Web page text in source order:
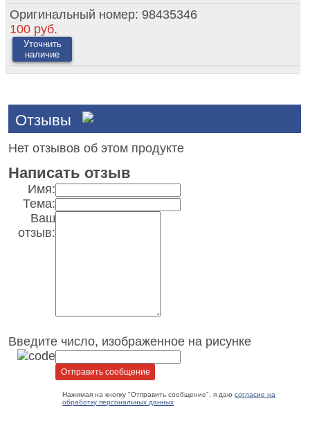
Оригинальный номер: 98435346
100 руб.
Уточнить
наличие
Отзывы
Нет отзывов об этом продукте
Написать отзыв
Имя:
Тема:
Ваш
отзыв:
Введите число, изображенное на рисунке
Нажимая на кнопку "Отправить сообщение", я даюсогласие на
обработку персональных данных